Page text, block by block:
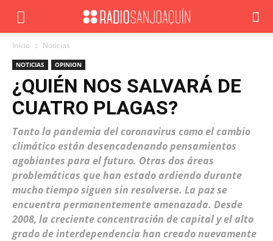
Inicio Noticias
NOTICIAS OPINION
¿QUIÉN NOS SALVARÁ DE
CUATRO PLAGAS?
Tanto la pandemia del coronavirus como el cambio
climático están desencadenando pensamientos
agobiantes para el futuro. Otras dos áreas
problemáticas que han estado ardiendo durante
mucho tiempo siguen sin resolverse. La paz se
encuentra permanentemente amenazada. Desde
2008, la creciente concentración de capital y el alto
grado de interdependencia han creado nuevamente